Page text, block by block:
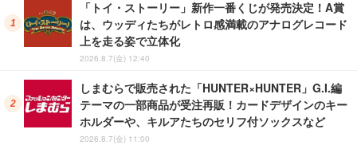
「トイ・ストーリー」新作一番くじが発売決定！A賞
は、ウッディたちがレトロ感満載のアナログレコード
上を走る姿で立体化
2026.8.7(金) 12:40
しまむらで販売された「HUNTER×HUNTER」G.I.編
テーマの一部商品が受注再販！カードデザインのキー
ホルダーや、キルアたちのセリフ付ソックスなど
2026.8.7(金) 11:00